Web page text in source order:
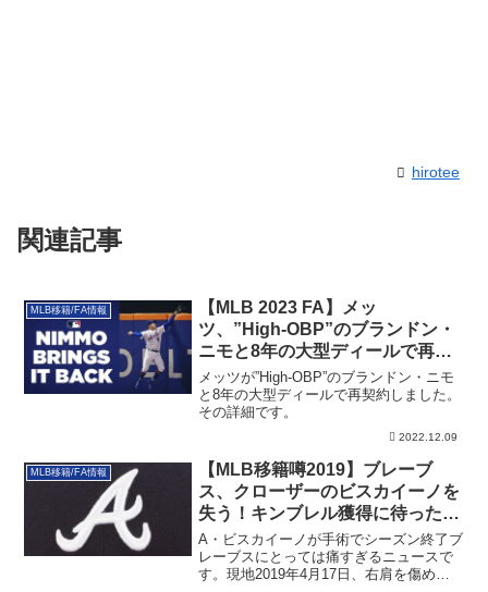
hirotee
関連記事
MLB移籍/FA情報
【MLB 2023 FA】メッ
ツ、”High-OBP”のブランドン・
ニモと8年の大型ディールで再契
約
メッツが”High-OBP”のブランドン・ニモ
と8年の大型ディールで再契約しました。
その詳細です。
2022.12.09
MLB移籍/FA情報
【MLB移籍噂2019】ブレーブ
ス、クローザーのビスカイーノを
失う！キンブレル獲得に待ったな
し
A・ビスカイーノが手術でシーズン終了ブ
レーブスにとっては痛すぎるニュースで
す。現地2019年4月17日、右肩を傷め休